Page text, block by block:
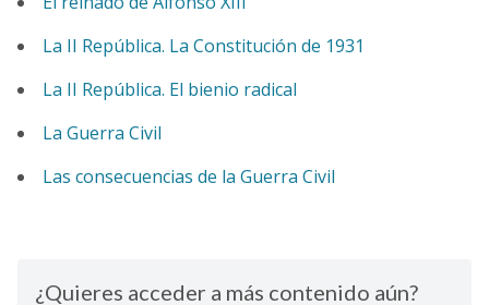
La II República. La Constitución de 1931
La II República. El bienio radical
La Guerra Civil
Las consecuencias de la Guerra Civil
¿Quieres acceder a más contenido aún?